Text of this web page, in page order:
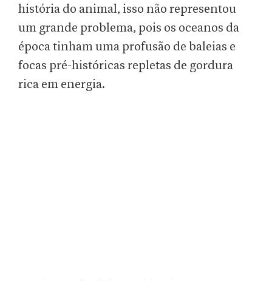
história do animal, isso não representou
um grande problema, pois os oceanos da
época tinham uma profusão de baleias e
focas pré-históricas repletas de gordura
rica em energia.